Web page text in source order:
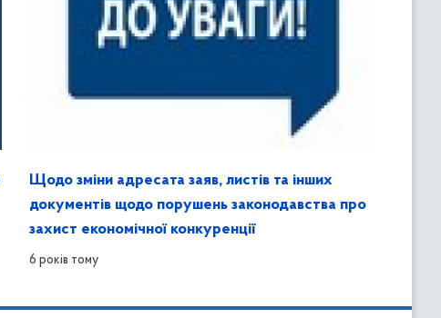
Щодо зміни адресата заяв, листів та інших
документів щодо порушень законодавства про
захист економічної конкуренції
6 років тому